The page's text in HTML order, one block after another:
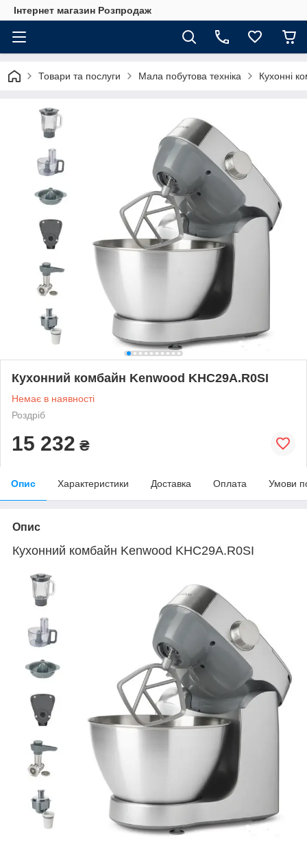
Інтернет магазин Розпродаж
Товари та послуги Мала побутова техніка Кухонні
Кухонний комбайн Kenwood KHC29A.R0SI
Немає в наявності
Роздріб
15 232 ₴
Опис Характеристики Доставка Оплата Умови
Опис
Кухонний комбайн Kenwood KHC29A.R0SI